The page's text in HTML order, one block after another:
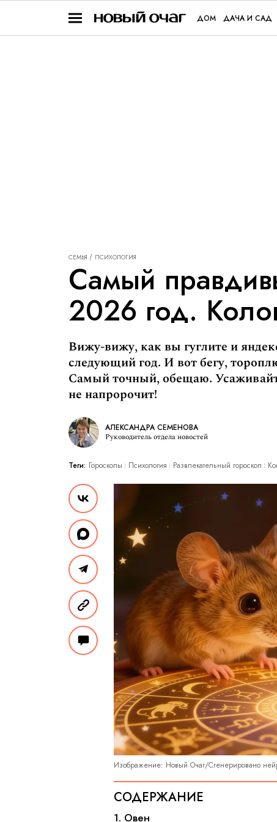
ДОМ ДАЧА И САД
СЕМЬЯ ПСИХОЛОГИЯ
Самый
2026 год.
Вижу-вижу, как вы гуглите и
следующий год. И вот бегу,
Самый точный, обещаю.
не напророчит!
АЛЕКСАНДРА СЕМЕНОВА
Руководитель отдела новостей
Теги: Гороскопы Психология Развлекательный гороскоп
Изображение: Новый Очаг/Сгенерировано
СОДЕРЖАНИЕ
1. Овен